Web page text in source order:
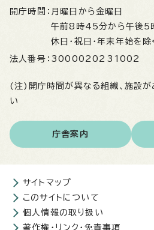
開庁時間： 月曜日から金曜日
午前8時45分から午後5
休日・祝日・年末年始を除
法人番号： 3000020231002
(注)開庁時間が異なる組織、施設が
い
庁舎案内
サイトマップ
このサイトについて
個人情報の取り扱い
著作権・リンク・免責事項